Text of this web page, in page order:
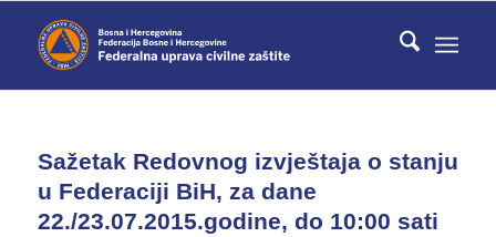
Sažetak Redovnog izvještaja o stanju
u Federaciji BiH, za dane
22./23.07.2015.godine, do 10:00 sati